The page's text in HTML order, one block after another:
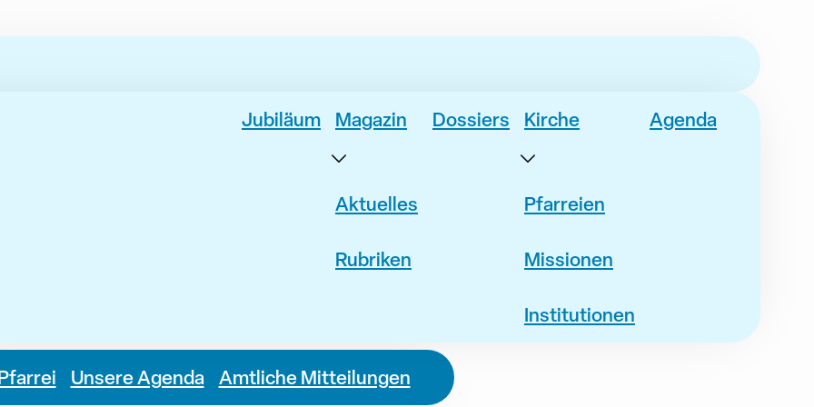
Jubiläum Magazin
Aktuelles
Rubriken
Dossiers Kirche
Pfarreien
Missionen
Institutionen
Agenda
Unsere Agenda Amtliche Mitteilungen